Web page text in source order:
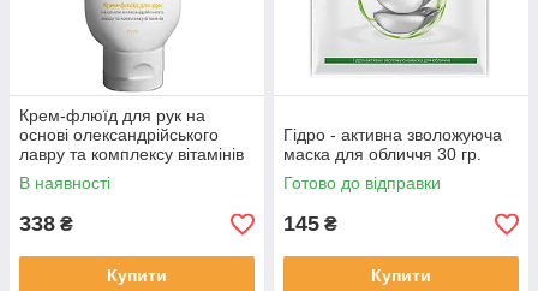
Крем-флюїд для рук на
основі олександрійського
лавру та комплексу вітамінів
115 мл.
В наявності
338 ₴
Купити
Гідро - активна зволожуюча
маска для обличчя 30 гр.
Готово до відправки
145 ₴
Купити